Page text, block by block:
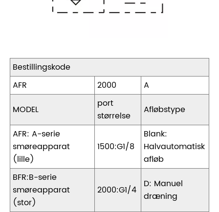
Bestillingskode
AFR
2000
A
MODEL
port
størrelse
Afløbstype
AFR: A-serie
smøreapparat
(lille)
1500:G1/8
Blank:
Halvautomatisk
afløb
BFR:B-serie
smøreapparat
(stor)
2000:G1/4
D: Manuel
dræning